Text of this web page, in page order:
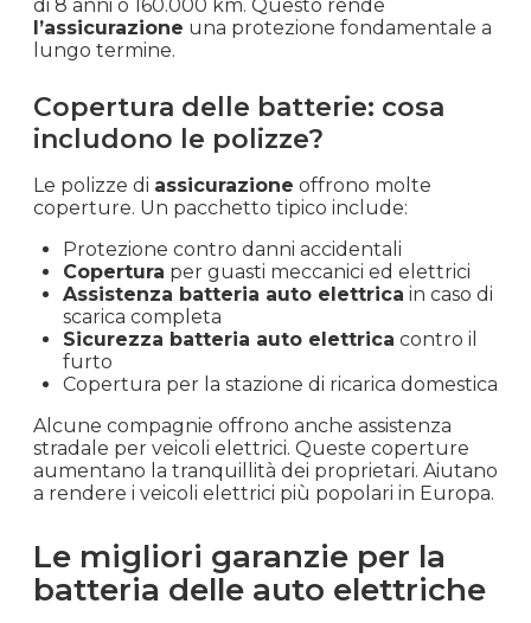
di 8 anni o 160.000 km. Questo rende
l’assicurazione una protezione fondamentale a
lungo termine.
Copertura delle batterie: cosa
includono le polizze?
Le polizze di assicurazione offrono molte
coperture. Un pacchetto tipico include:
Protezione contro danni accidentali
Copertura per guasti meccanici ed elettrici
Assistenza batteria auto elettrica in caso di
scarica completa
Sicurezza batteria auto elettrica contro il
furto
Copertura per la stazione di ricarica domestica
Alcune compagnie offrono anche assistenza
stradale per veicoli elettrici. Queste coperture
aumentano la tranquillità dei proprietari. Aiutano
a rendere i veicoli elettrici più popolari in Europa.
Le migliori garanzie per la
batteria delle auto elettriche